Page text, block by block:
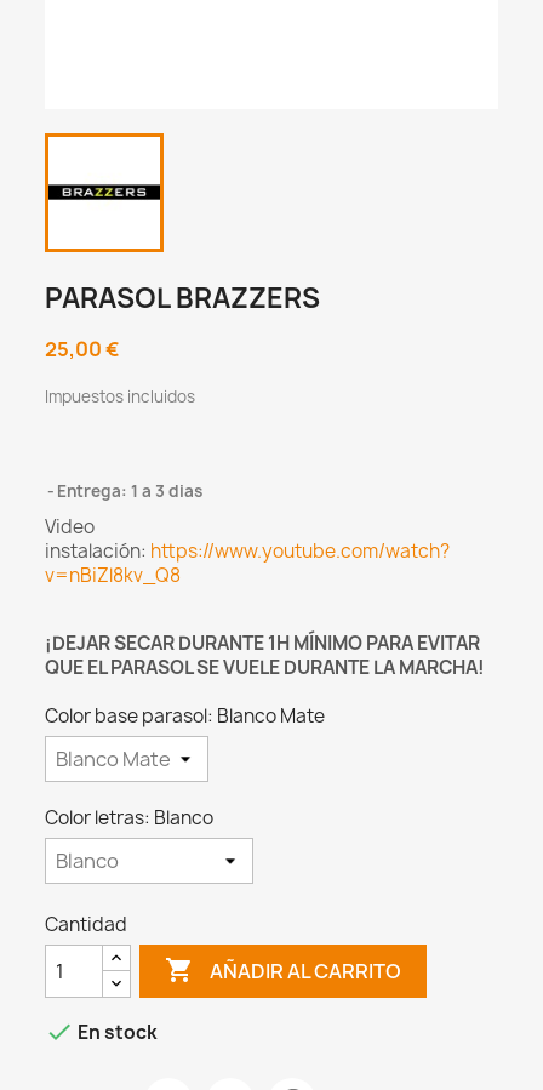
PARASOL BRAZZERS
25,00 €
Impuestos incluidos
Entrega: 1 a 3 dias
Video
instalación: https://www.youtube.com/watch?
v=nBiZl8kv_Q8
¡DEJAR SECAR DURANTE 1H MÍNIMO PARA EVITAR
QUE EL PARASOL SE VUELE DURANTE LA MARCHA!
Color base parasol: Blanco Mate
Color letras: Blanco
Cantidad
 AÑADIR AL CARRITO
 En stock